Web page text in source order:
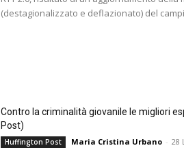
(destagionalizzato e deflazionato) del
Contro la criminalità giovanile le migliori
Post)
Huffington Post Maria Cristina Urbano - 28